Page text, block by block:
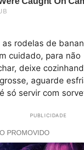
rodelas de
cuidado, para não
deixe
aguarde
só servir com
PUBLICIDADE